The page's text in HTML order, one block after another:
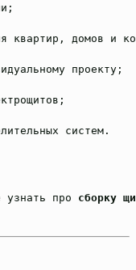
квартир, домов и
проекту;
систем.
узнать про сборку